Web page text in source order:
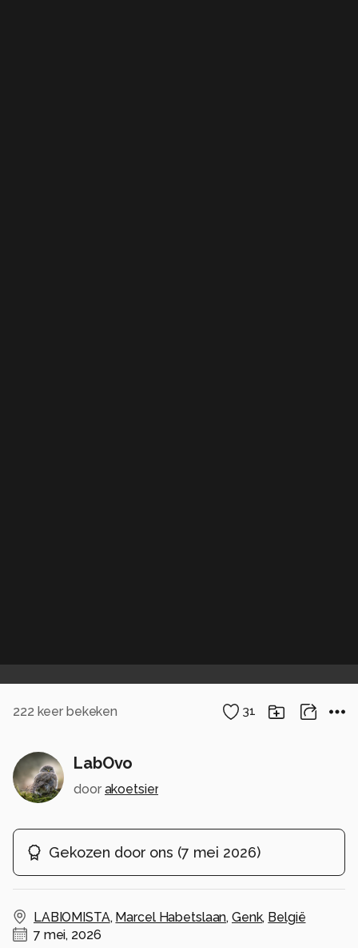
222 keer bekeken 31
LabOvo
door akoetsier
Gekozen door ons (7 mei 2026)
LABIOMISTA, Marcel Habetslaan, Genk, België
7 mei, 2026